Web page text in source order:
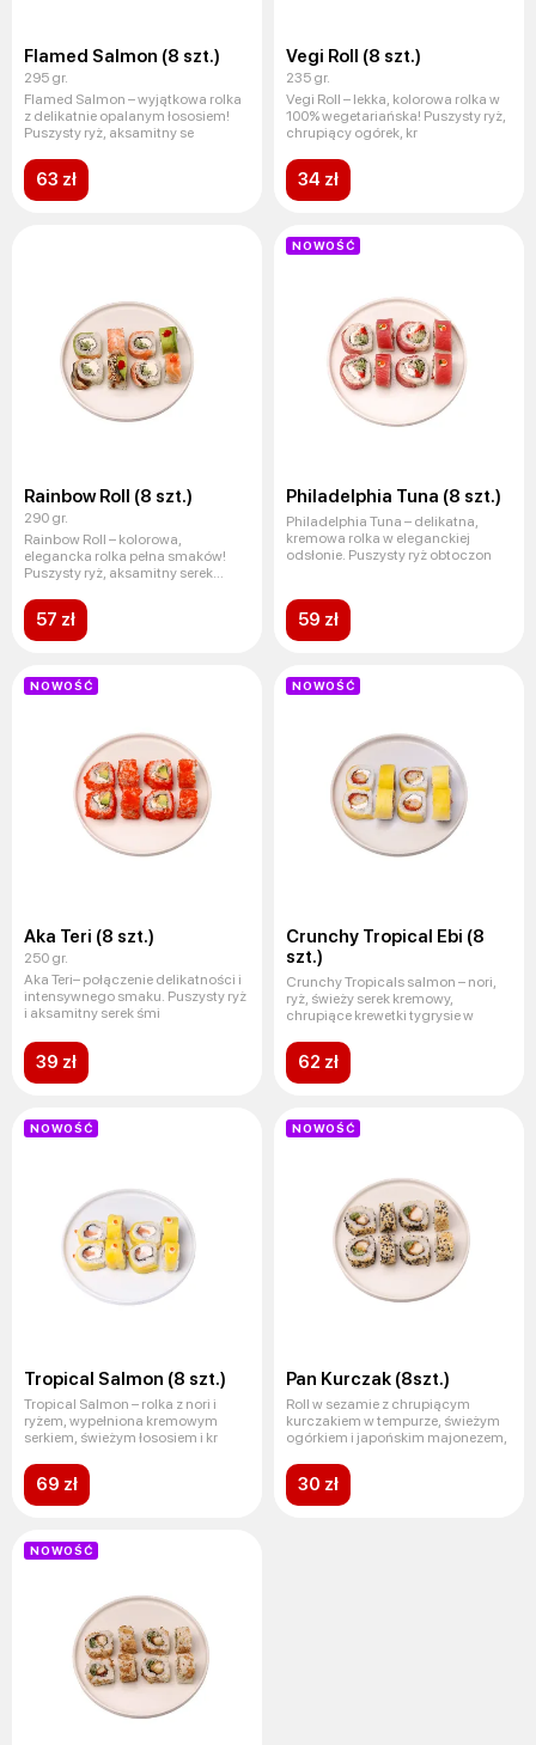
Flamed Salmon (8 szt.)
295 gr.
Flamed Salmon – wyjątkowa rolka
z delikatnie opalanym łososiem!
Puszysty ryż, aksamitny se
63 zł
Vegi Roll (8 szt.)
235 gr.
Vegi Roll – lekka, kolorowa rolka w
100% wegetariańska! Puszysty ryż,
chrupiący ogórek, kr
34 zł
Rainbow Roll (8 szt.)
290 gr.
Rainbow Roll – kolorowa,
elegancka rolka pełna smaków!
Puszysty ryż, aksamitny serek
57 zł
NOWOŚĆ
Philadelphia Tuna (8 szt.)
Philadelphia Tuna – delikatna,
kremowa rolka w eleganckiej
odsłonie. Puszysty ryż obtoczon
59 zł
NOWOŚĆ
Aka Teri (8 szt.)
250 gr.
Aka Teri– połączenie delikatności i
intensywnego smaku. Puszysty ryż
i aksamitny serek śmi
39 zł
NOWOŚĆ
Crunchy Tropical Ebi (8
szt.)
Crunchy Tropicals salmon – nori,
ryż, świeży serek kremowy,
chrupiące krewetki tygrysie w
62 zł
NOWOŚĆ
Tropical Salmon (8 szt.)
Tropical Salmon – rolka z nori i
ryżem, wypełniona kremowym
serkiem, świeżym łososiem i kr
69 zł
NOWOŚĆ
Pan Kurczak (8szt.)
Roll w sezamie z chrupiącym
kurczakiem w tempurze, świeżym
ogórkiem i japońskim majonezem,
30 zł
NOWOŚĆ